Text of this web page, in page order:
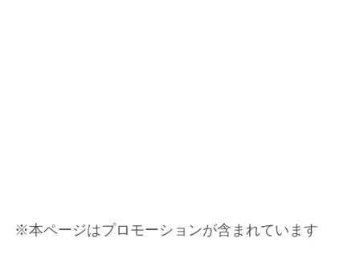
※本ページはプロモーションが含まれています